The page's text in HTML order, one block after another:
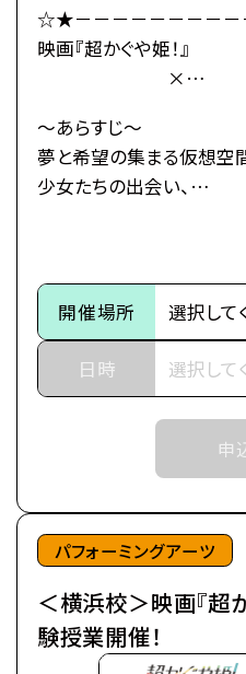
かぐやを月へと連れ戻す不
っているとも知らずに——
・公式HP：https://
☆★－－－－－－－－
映画『超かぐや姫！』
×
☆★－－－－－－－－－
●注意事項
※各体験授業には定員に
そのため、ご予約状況によ
抽選等の対応をさせてい
※当日ご参加いただける
予約確定のご連絡をいた
それまでは予約完了して
予めご了承ください。
※中学生以上の方が対象と
～あらすじ～
夢と希望の集まる仮想空
少女たちの出会い、
都内の進学校に通う17歳
バイトと学業の両立に励
いた。
日々の癒やしは、インタ
ヨミ＞の管理人兼大人気
チヨの配信を見ること。
自分の分身を作り誰もが
クヨミ＞で、彩葉はヤチヨ
ームで細々とお小遣い稼ぎ
そんなある日の帰り道、
ング電柱を見つける。
中から出てきたのは、な
開催場所
日時
申
パフォーミングアーツ
＜横浜校＞映画『超
験授業開催！